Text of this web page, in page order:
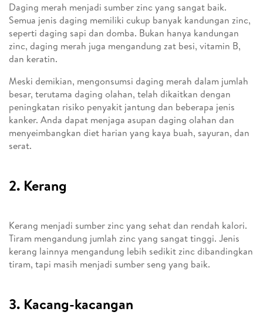
Daging merah menjadi sumber zinc yang sangat baik.
Semua jenis daging memiliki cukup banyak kandungan zinc,
seperti daging sapi dan domba. Bukan hanya kandungan
zinc, daging merah juga mengandung zat besi, vitamin B,
dan keratin.
Meski demikian, mengonsumsi daging merah dalam jumlah
besar, terutama daging olahan, telah dikaitkan dengan
peningkatan risiko penyakit jantung dan beberapa jenis
kanker. Anda dapat menjaga asupan daging olahan dan
menyeimbangkan diet harian yang kaya buah, sayuran, dan
serat.
2. Kerang
Kerang menjadi sumber zinc yang sehat dan rendah kalori.
Tiram mengandung jumlah zinc yang sangat tinggi. Jenis
kerang lainnya mengandung lebih sedikit zinc dibandingkan
tiram, tapi masih menjadi sumber seng yang baik.
3. Kacang-kacangan